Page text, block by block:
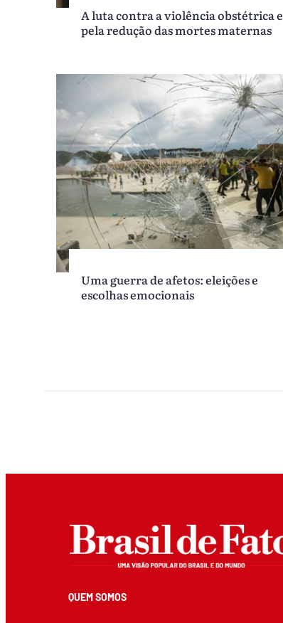
A luta contra a violência obstétrica e
pela redução das mortes maternas
Uma guerra de afetos: eleições e
escolhas emocionais
QUEM SOMOS